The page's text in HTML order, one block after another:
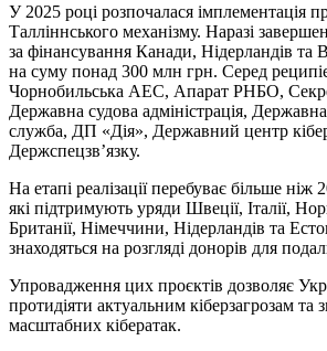
У 2025 році розпочалася імплементація
Талліннського механізму. Наразі
за фінансування Канади, Нідерландів та
на суму понад 300 млн грн. Серед
Чорнобильська АЕС, Апарат РНБО,
Державна судова адміністрація,
служба, ДП «Дія», Державний центр
Держспецзв’язку.
На етапі реалізації перебуває більше ніж
які підтримують уряди Швеції, Італії,
Британії, Німеччини, Нідерландів та
знаходяться на розгляді донорів для
Упровадження цих проєктів дозволяє
протидіяти актуальним кіберзагрозам та
масштабних кібератак.